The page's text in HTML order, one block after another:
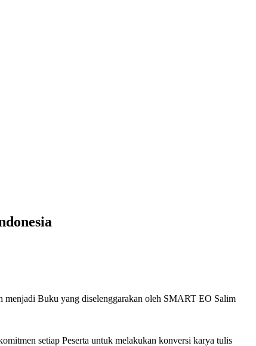
Buku yang diselenggarakan oleh SMART EO Salim
setiap Peserta untuk melakukan konversi karya tulis